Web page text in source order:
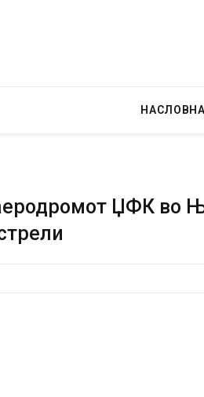
НАСЛОВНА
ЏФК во